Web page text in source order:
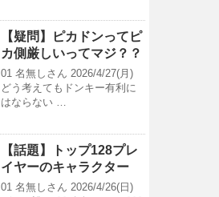
【疑問】ピカドンってピ
カ側厳しいってマジ？？
01 名無しさん 2026/4/27(月)
どう考えてもドンキー有利に
はならない …
【話題】トップ128プレ
イヤーのキャラクター
01 名無しさん 2026/4/26(日)